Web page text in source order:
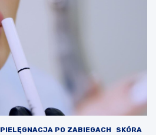
PIELĘGNACJA PO ZABIEGACH
SKÓRA